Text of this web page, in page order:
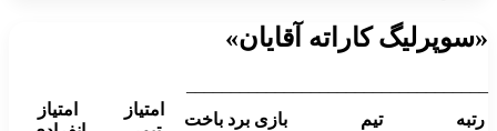
«سوپرلیگ کاراته آقایان»
رتبه
تیم بازی برد باخت
امتیاز
امتیاز